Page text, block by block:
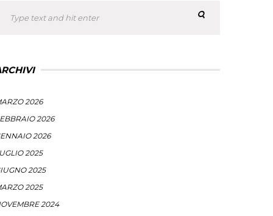
2026
2026
2026
2025
2025
2025
2024